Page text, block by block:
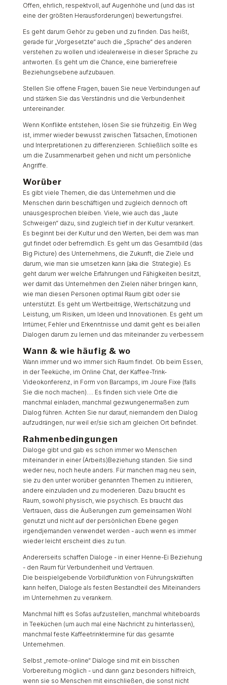
Offen, ehrlich, respektvoll, auf Augenhöhe und (und das ist
eine der größten Herausforderungen) bewertungsfrei.
Es geht darum Gehör zu geben und zu finden. Das heißt,
gerade für „Vorgesetzte“ auch die „Sprache“ des anderen
verstehen zu wollen und idealerweise in dieser Sprache zu
antworten. Es geht um die Chance, eine barrierefreie
Beziehungsebene aufzubauen.
Stellen Sie offene Fragen, bauen Sie neue Verbindungen auf
und stärken Sie das Verständnis und die Verbundenheit
untereinander.
Wenn Konflikte entstehen, lösen Sie sie frühzeitig. Ein Weg
ist, immer wieder bewusst zwischen Tatsachen, Emotionen
und Interpretationen zu differenzieren. Schließlich sollte es
um die Zusammenarbeit gehen und nicht um persönliche
Angriffe.
Worüber
Es gibt viele Themen, die das Unternehmen und die
Menschen darin beschäftigen und zugleich dennoch oft
unausgesprochen bleiben. Viele, wie auch das „laute
Schweigen“ dazu, sind zugleich tief in der Kultur verankert.
Es beginnt bei der Kultur und den Werten, bei dem was man
gut findet oder befremdlich. Es geht um das Gesamtbild (das
Big Picture) des Unternehmens, die Zukunft, die Ziele und
darum, wie man sie umsetzen kann (aka die Strategie). Es
geht darum wer welche Erfahrungen und Fähigkeiten besitzt,
wer damit das Unternehmen den Zielen näher bringen kann,
wie man diesen Personen optimal Raum gibt oder sie
unterstützt. Es geht um Wertbeiträge, Wertschätzung und
Leistung, um Risiken, um Ideen und Innovationen. Es geht um
Irrtümer, Fehler und Erkenntnisse und damit geht es bei allen
Dialogen darum zu lernen und das miteinander zu verbessern
Wann & wie häufig & wo
Wann immer und wo immer sich Raum findet. Ob beim Essen,
in der Teeküche, im Online Chat, der Kaffee-Trink-
Videokonferenz, in Form von Barcamps, im Joure Fixe (falls
Sie die noch machen)…. Es finden sich viele Orte die
manchmal einladen, manchmal gezwungenermaßen zum
Dialog führen. Achten Sie nur darauf, niemandem den Dialog
aufzudrängen, nur weil er/sie sich am gleichen Ort befindet.
Rahmenbedingungen
Dialoge gibt und gab es schon immer wo Menschen
miteinander in einer (Arbeits)Beziehung standen. Sie sind
weder neu, noch heute anders. Für manchen mag neu sein,
sie zu den unter worüber genannten Themen zu initiieren,
andere einzuladen und zu moderieren. Dazu braucht es
Raum, sowohl physisch, wie psychisch. Es braucht das
Vertrauen, dass die Äußerungen zum gemeinsamen Wohl
genutzt und nicht auf der persönlichen Ebene gegen
irgendjemanden verwendet werden - auch wenn es immer
wieder leicht erscheint dies zu tun.
Andererseits schaffen Dialoge - in einer Henne-Ei Beziehung
- den Raum für Verbundenheit und Vertrauen.
Die beispielgebende Vorbildfunktion von Führungskräften
kann helfen, Dialoge als festen Bestandteil des Miteinanders
im Unternehmen zu verankern.
Manchmal hilft es Sofas aufzustellen, manchmal whiteboards
in Teeküchen (um auch mal eine Nachricht zu hinterlassen),
manchmal feste Kaffeetrinktermine für das gesamte
Unternehmen.
Selbst „remote-online“ Dialoge sind mit ein bisschen
Vorbereitung möglich - und dann ganz besonders hilfreich,
wenn sie so Menschen mit einschließen, die sonst nicht